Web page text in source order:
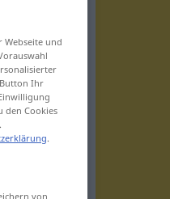
und
Ihr
den Cookies
.
von